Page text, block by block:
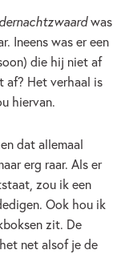
was
Ineens was er een
die hij niet af
af? Het verhaal is
hiervan.
dat allemaal
erg raar. Als er
zou ik een
Ook hou ik
zit. De
net alsof je de